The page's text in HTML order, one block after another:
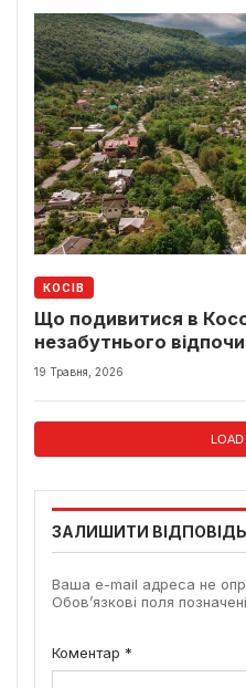
КОСІВ
Що подивитися в
незабутнього
19 Травня, 2026
ЗАЛИШИТИ ВІДПОВІДЬ
Ваша e-mail адреса не
Обов’язкові поля позначені
Коментар *